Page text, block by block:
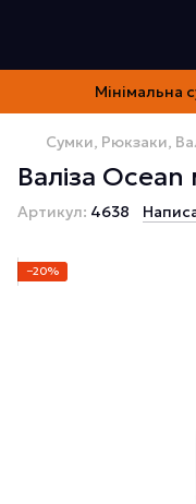
Мінімальна
Сумки, Рюкзаки,
Валіза
Артикул: 4638
−20%